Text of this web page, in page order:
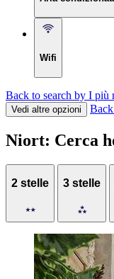
Wifi
Back to search by I più
Vedi altre opzioni
Niort: Cerca
2 stelle 3 stelle